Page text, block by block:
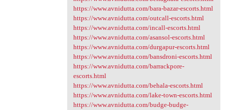
https://www.avnidutta.com/bara-bazar-escorts.html
https://www.avnidutta.com/outcall-escorts.html
https://www.avnidutta.com/incall-escorts.html
https://www.avnidutta.com/asansol-escorts.html
https://www.avnidutta.com/durgapur-escorts.html
https://www.avnidutta.com/bansdroni-escorts.html
https://www.avnidutta.com/barrackpore-
escorts.html
https://www.avnidutta.com/behala-escorts.html
https://www.avnidutta.com/lake-town-escorts.html
https://www.avnidutta.com/budge-budge-